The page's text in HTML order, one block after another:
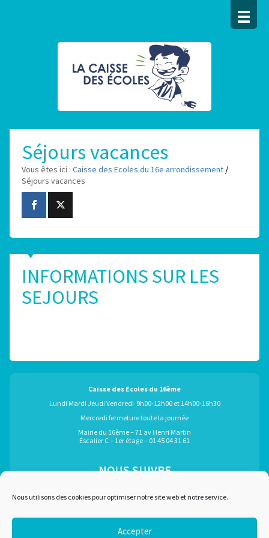
Nous utilisons des cookies pour optimiser notre site web et notre service.
Accepter
Séjours vacances
Vous êtes ici : Caisse des Ecoles du 16e arrondissement /
Séjours vacances
INFORMATIONS SUR LES
SEJOURS
Caisse des Ecoles du 16ème
Lundi Mardi Jeudi Vendredi 9h00-12h00 et 14h00-16h30
Mercredi fermeture toute la journée
Mairie du 16ème – 71 av Henri Martin
Escalier C – 1er étage – 01 45 04 31 61
NOUS SUIVRE